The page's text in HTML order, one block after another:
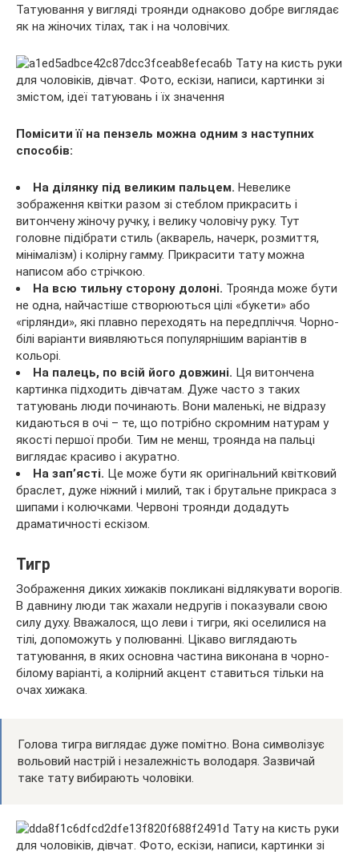
Татуювання у вигляді троянди однаково добре виглядає
як на жіночих тілах, так і на чоловічих.
Помісити її на пензель можна одним з наступних
способів:
На ділянку під великим пальцем. Невелике
зображення квітки разом зі стеблом прикрасить і
витончену жіночу ручку, і велику чоловічу руку. Тут
головне підібрати стиль (акварель, начерк, розмиття,
мінімалізм) і колірну гамму. Прикрасити тату можна
написом або стрічкою.
На всю тильну сторону долоні. Троянда може бути
не одна, найчастіше створюються цілі «букети» або
«гірлянди», які плавно переходять на передпліччя. Чорно-
білі варіанти виявляються популярнішим варіантів в
кольорі.
На палець, по всій його довжині. Ця витончена
картинка підходить дівчатам. Дуже часто з таких
татуювань люди починають. Вони маленькі, не відразу
кидаються в очі – те, що потрібно скромним натурам у
якості першої проби. Тим не менш, троянда на пальці
виглядає красиво і акуратно.
На зап’ясті. Це може бути як оригінальний квітковий
браслет, дуже ніжний і милий, так і брутальне прикраса з
шипами і колючками. Червоні троянди додадуть
драматичності ескізом.
Тигр
Зображення диких хижаків покликані відлякувати ворогів.
В давнину люди так жахали недругів і показували свою
силу духу. Вважалося, що леви і тигри, які оселилися на
тілі, допоможуть у полюванні. Цікаво виглядають
татуювання, в яких основна частина виконана в чорно-
білому варіанті, а колірний акцент ставиться тільки на
очах хижака.
Голова тигра виглядає дуже помітно. Вона символізує
вольовий настрій і незалежність володаря. Зазвичай
таке тату вибирають чоловіки.